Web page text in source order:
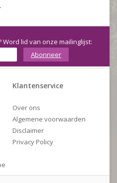
lid van onze mailinglijst:
Abonneer
Klantenservice
Over ons
Algemene voorwaarden
Disclaimer
Privacy Policy